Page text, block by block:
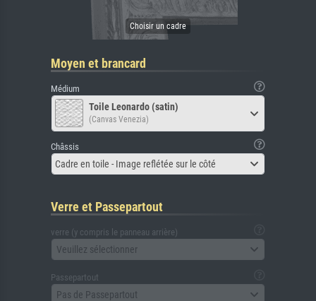
Moyen et brancard
Médium
Toile Leonardo (satin)
(Canvas Venezia)
Châssis
Cadre en toile - Image reflétée sur le côté
Verre et Passepartout
verre (y compris le panneau arrière)
Veuillez sélectionner
Passepartout
Pas de Passepartout